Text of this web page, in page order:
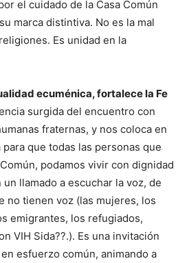
el cuidado de la Casa Común
marca distintiva. No es la mal
Es unidad en la
ecuménica, fortalece la Fe
surgida del encuentro con
fraternas, y nos coloca en
que todas las personas que
podamos vivir con dignidad
llamado a escuchar la voz, de
no tienen voz (las mujeres, los
emigrantes, los refugiados,
VIH Sida??.). Es una invitación
esfuerzo común, animando a